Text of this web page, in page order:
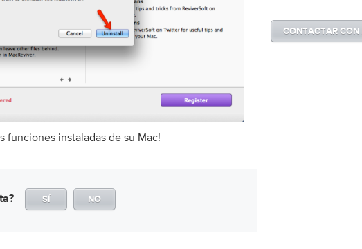
funciones instaladas de su Mac!
SÍ NO
CONTACTAR CON